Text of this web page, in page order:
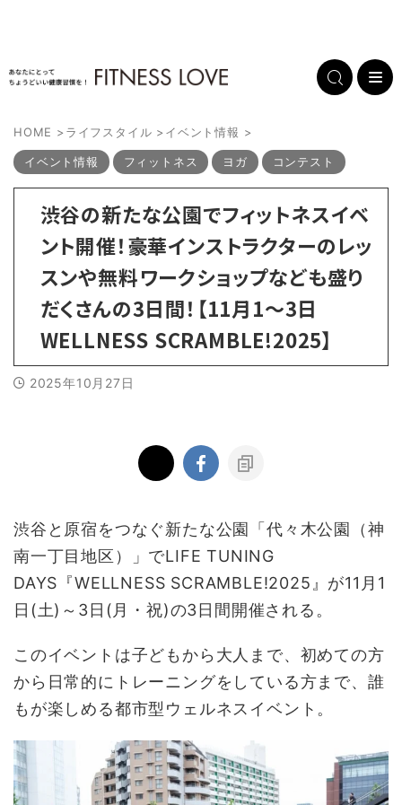
HOME >ライフスタイル >イベント情報 >
イベント情報 フィットネス ヨガ コンテスト
渋谷の新たな公園でフィットネスイベ
ント開催！豪華インストラクターのレッ
スンや無料ワークショップなども盛り
だくさんの3日間！【11月1～3日
WELLNESS SCRAMBLE!2025】
2025年10月27日
渋谷と原宿をつなぐ新たな公園「代々木公園（神
南一丁目地区）」でLIFE TUNING
DAYS『WELLNESS SCRAMBLE!2025』が11月1
日(土)～3日(月・祝)の3日間開催される。
このイベントは子どもから大人まで、初めての方
から日常的にトレーニングをしている方まで、誰
もが楽しめる都市型ウェルネスイベント。